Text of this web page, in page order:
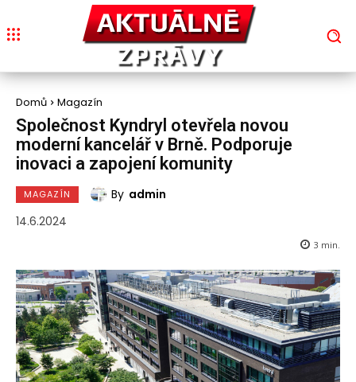
Domů Magazín
Společnost Kyndryl otevřela novou
moderní kancelář v Brně. Podporuje
inovaci a zapojení komunity
MAGAZÍN By admin
14.6.2024
3 min.